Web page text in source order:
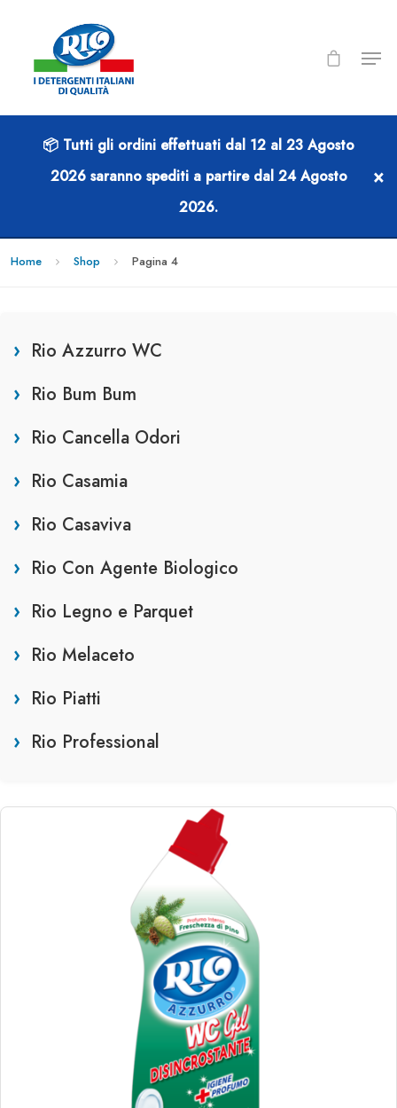
SHOP
Home Shop Pagina 4
Rio Azzurro WC
Rio Bum Bum
Rio Cancella Odori
Rio Casamia
Rio Casaviva
Rio Con Agente Biologico
Rio Legno e Parquet
Rio Melaceto
Rio Piatti
Rio Professional
1.37 €19.73
📦 Tutti gli ordini effettuati dal 12 al 23 Agosto
2026saranno spediti a partire dal 24 Agosto
2026.
×